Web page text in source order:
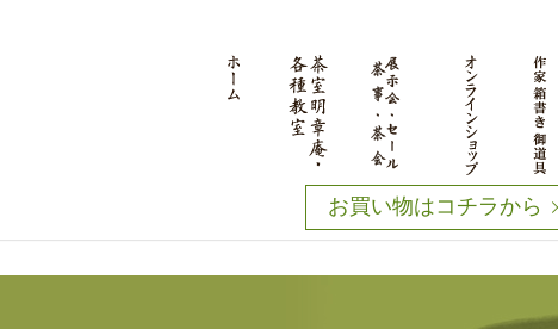
お買い物はコチラから